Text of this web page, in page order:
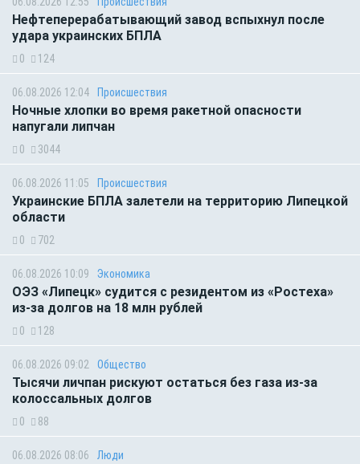
Нефтеперерабатывающий завод вспыхнул после
удара украинских БПЛА
0 124
06.08.2026 12:04 Происшествия
Ночные хлопки во время ракетной опасности
напугали липчан
0 3044
06.08.2026 11:05 Происшествия
Украинские БПЛА залетели на территорию Липецкой
области
0 702
06.08.2026 10:09 Экономика
ОЭЗ «Липецк» судится с резидентом из «Ростеха»
из-за долгов на 18 млн рублей
0 128
06.08.2026 09:02 Общество
Тысячи личпан рискуют остаться без газа из-за
колоссальных долгов
0 88
06.08.2026 08:06 Люди